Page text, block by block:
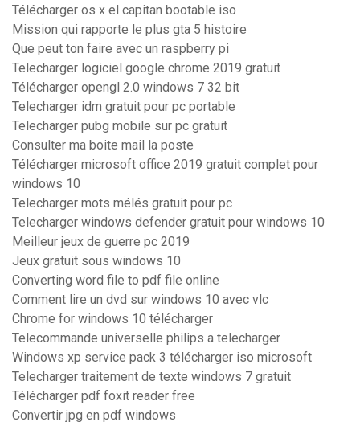
Télécharger os x el capitan bootable iso
Mission qui rapporte le plus gta 5 histoire
Que peut ton faire avec un raspberry pi
Telecharger logiciel google chrome 2019 gratuit
Télécharger opengl 2.0 windows 7 32 bit
Telecharger idm gratuit pour pc portable
Telecharger pubg mobile sur pc gratuit
Consulter ma boite mail la poste
Télécharger microsoft office 2019 gratuit complet pour
windows 10
Telecharger mots mélés gratuit pour pc
Telecharger windows defender gratuit pour windows 10
Meilleur jeux de guerre pc 2019
Jeux gratuit sous windows 10
Converting word file to pdf file online
Comment lire un dvd sur windows 10 avec vlc
Chrome for windows 10 télécharger
Telecommande universelle philips a telecharger
Windows xp service pack 3 télécharger iso microsoft
Telecharger traitement de texte windows 7 gratuit
Télécharger pdf foxit reader free
Convertir jpg en pdf windows